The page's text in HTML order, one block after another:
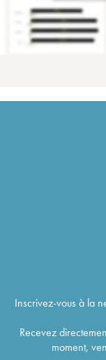
Inscrivez-vous à la
Recevez
moment,